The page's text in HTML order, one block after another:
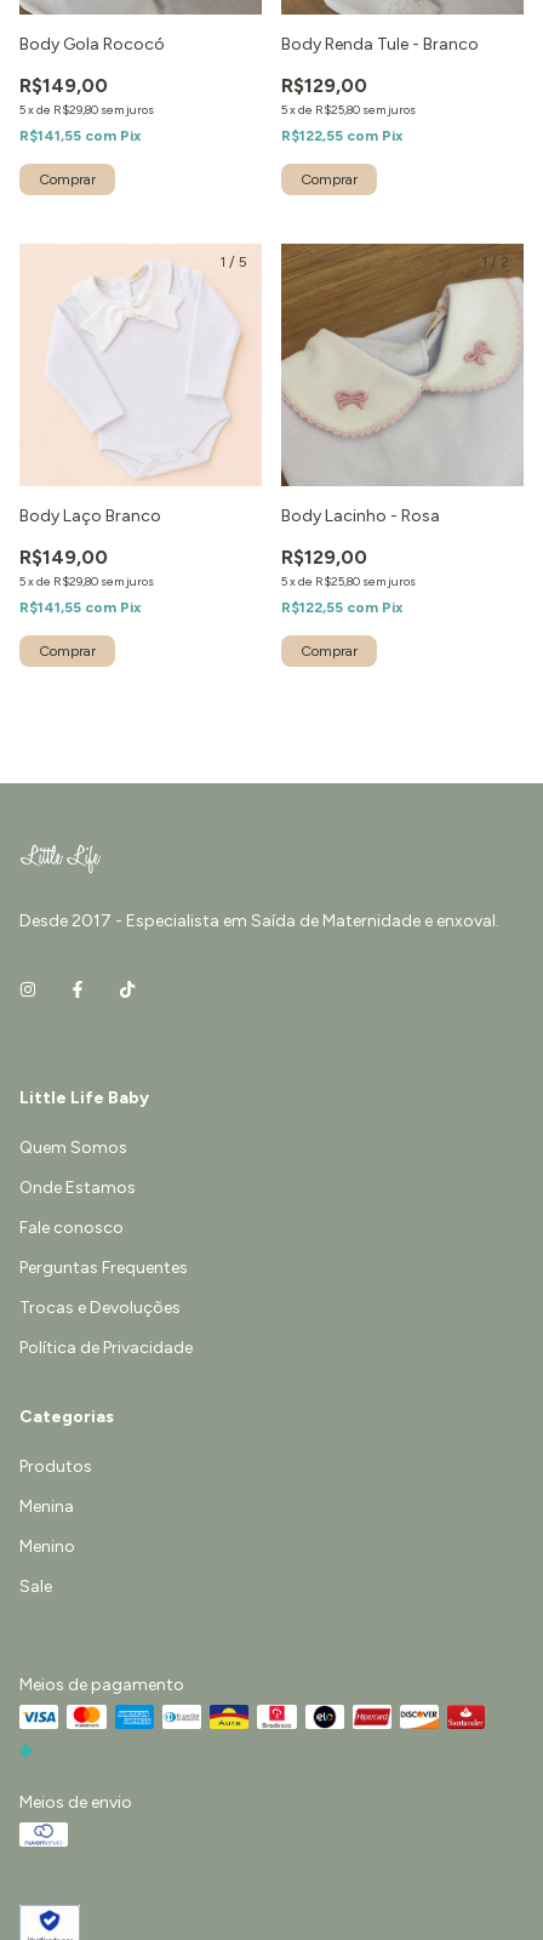
Body Gola Rococó
R$149,00
5xde R$29,80 sem juros
R$141,55 com Pix
Body Renda Tule - Branco
R$129,00
5xde R$25,80 sem juros
R$122,55 com Pix
1 / 5
Body Laço Branco
R$149,00
5xde R$29,80 sem juros
R$141,55 com Pix
1 / 2
Body Lacinho - Rosa
R$129,00
5xde R$25,80 sem juros
R$122,55 com Pix
Desde 2017 - Especialista em Saída de Maternidade e enxoval.
Little Life Baby
Quem Somos
Onde Estamos
Fale conosco
Perguntas Frequentes
Trocas e Devoluções
Política de Privacidade
Categorias
Produtos
Menina
Menino
Sale
Meios de pagamento
Meios de envio